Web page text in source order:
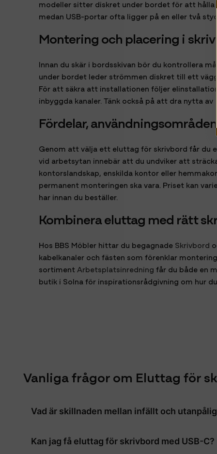
modeller sitter diskret under bordet för att hålla
medan USB-portar ofta ligger på en eller två
Montering och placering i
Innan du skär i bordsskivan bör du kontrollera
under bordet leder strömmen diskret till ett
För att säkra att installationen följer
inbyggda kanaler. Tänk också på att dra nytta
Fördelar,
Genom att välja ett eluttag för skrivbord får du
vid arbetsytan innebär att du undviker att
kontorslandskap, enskilda kontor eller
permanent monteringen ska vara. Priset kan
har innan du beställer.
Kombinera eluttag med rätt
Hos BBS Möbler hittar du begagnade Skrivbord
kabelkanaler och fästen som förenklar
sortiment Arbetsplatsinredning får du både en
butik i Solna för inspirationsrådgivning om hur
Vanliga frågor om Eluttag för
Vad är skillnaden mellan infällt och
ytan, vilket gör dem enklare att flytta och byta ut
Kan jag få eluttag för skrivbord med USB-C?